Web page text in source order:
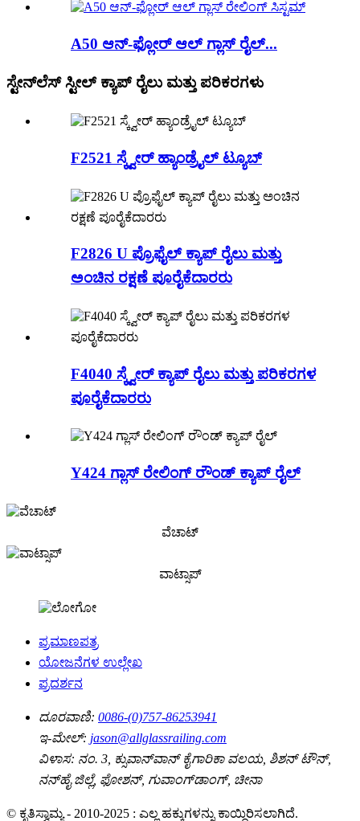
A50 ಆನ್-ಫ್ಲೋರ್ ಆಲ್ ಗ್ಲಾಸ್ ರೈಲ್...
ಸ್ಟೇನ್‌ಲೆಸ್ ಸ್ಟೀಲ್ ಕ್ಯಾಪ್ ರೈಲು ಮತ್ತು ಪರಿಕರಗಳು
F2521 ಸ್ಕ್ವೇರ್ ಹ್ಯಾಂಡ್ರೈಲ್ ಟ್ಯೂಬ್
F2826 U ಪ್ರೊಫೈಲ್ ಕ್ಯಾಪ್ ರೈಲು ಮತ್ತು
ಅಂಚಿನ ರಕ್ಷಣೆ ಪೂರೈಕೆದಾರರು
F4040 ಸ್ಕ್ವೇರ್ ಕ್ಯಾಪ್ ರೈಲು ಮತ್ತು ಪರಿಕರಗಳ
ಪೂರೈಕೆದಾರರು
Y424 ಗ್ಲಾಸ್ ರೇಲಿಂಗ್ ರೌಂಡ್ ಕ್ಯಾಪ್ ರೈಲ್
ವೆಚಾಟ್
ವಾಟ್ಸಾಪ್
ಪ್ರಮಾಣಪತ್ರ
ಯೋಜನೆಗಳ ಉಲ್ಲೇಖ
ಪ್ರದರ್ಶನ
ದೂರವಾಣಿ: 0086-(0)757-86253941
ಇ-ಮೇಲ್: jason@allglassrailing.com
ವಿಳಾಸ: ನಂ. 3, ಕ್ಸುವಾನ್‌ವಾನ್ ಕೈಗಾರಿಕಾ ವಲಯ, ಶಿಶನ್ ಟೌನ್,
ನನ್‌ಹೈ ಜಿಲ್ಲೆ, ಫೋಶನ್, ಗುವಾಂಗ್‌ಡಾಂಗ್, ಚೀನಾ
© ಕೃತಿಸ್ವಾಮ್ಯ - 2010-2025 : ಎಲ್ಲ ಹಕ್ಕುಗಳನ್ನು ಕಾಯ್ದಿರಿಸಲಾಗಿದೆ.